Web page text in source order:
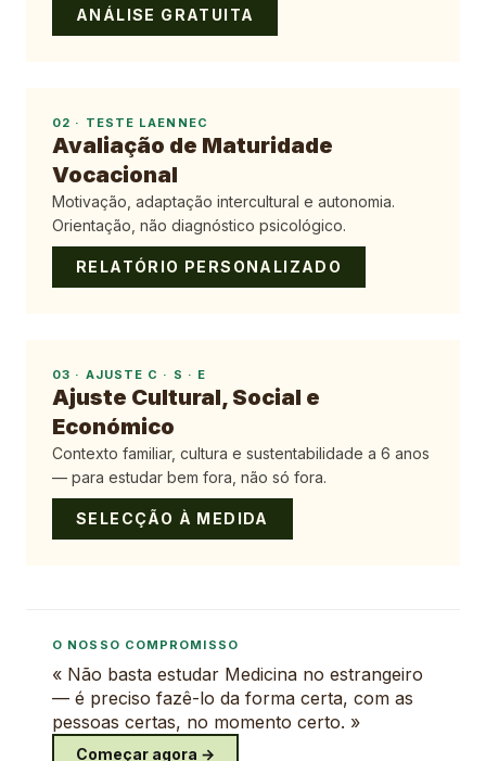
ANÁLISE GRATUITA
02 · TESTE LAENNEC
Avaliação de Maturidade
Vocacional
Motivação, adaptação intercultural e autonomia.
Orientação, não diagnóstico psicológico.
RELATÓRIO PERSONALIZADO
03 · AJUSTE C · S · E
Ajuste Cultural, Social e
Económico
Contexto familiar, cultura e sustentabilidade a 6 anos
— para estudar bem fora, não só fora.
SELECÇÃO À MEDIDA
O NOSSO COMPROMISSO
« Não basta estudar Medicina no estrangeiro
— é preciso fazê-lo da forma certa, com as
pessoas certas, no momento certo. »
Começar agora →